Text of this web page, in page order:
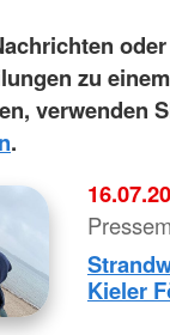
oder
zu
verwenden
.
Kieler